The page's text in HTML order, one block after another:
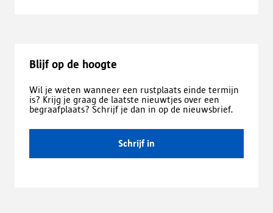
Blijf op de hoogte
Wil je weten wanneer een rustplaats einde termijn
is? Krijg je graag de laatste nieuwtjes over een
begraafplaats? Schrijf je dan in op de nieuwsbrief.
Schrijf in